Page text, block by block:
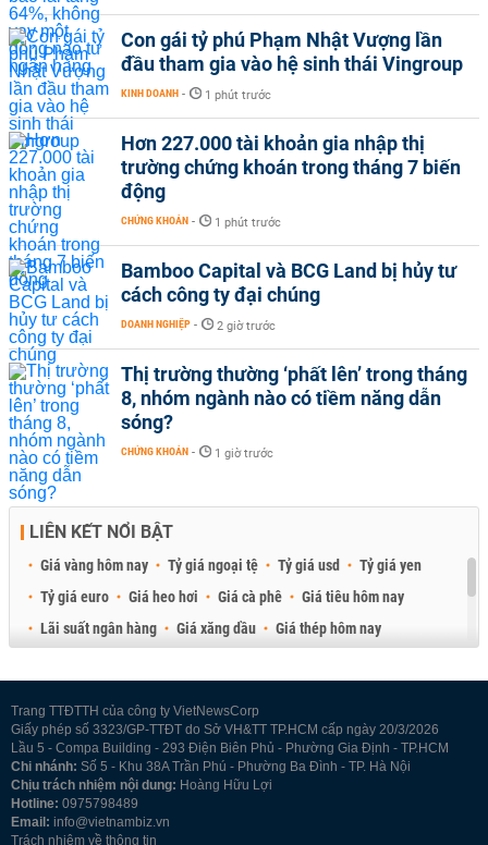
Con gái tỷ phú Phạm Nhật Vượng lần
đầu tham gia vào hệ sinh thái Vingroup
KINH DOANH - 1 phút trước
Hơn 227.000 tài khoản gia nhập thị
trường chứng khoán trong tháng 7 biến
động
CHỨNG KHOÁN - 1 phút trước
Bamboo Capital và BCG Land bị hủy tư
cách công ty đại chúng
DOANH NGHIỆP - 2 giờ trước
Thị trường thường ‘phất lên’ trong tháng
8, nhóm ngành nào có tiềm năng dẫn
sóng?
CHỨNG KHOÁN - 1 giờ trước
LIÊN KẾT NỔI BẬT
Giá vàng hôm nay Tỷ giá ngoại tệ Tỷ giá usd
Tỷ giá yen
Tỷ giá euro
Giá heo hơi Giá cà phê
Giá tiêu hôm nay
Lãi suất ngân hàng
Giá xăng dầu
Giá thép hôm nay
Trang TTĐTTH của công ty VietNewsCorp
Giấy phép số 3323/GP-TTĐT do Sở VH&TT TP.HCM cấp ngày 20/3/2026
Lầu 5 - Compa Building - 293 Điện Biên Phủ - Phường Gia Định - TP.HCM
Chi nhánh: Số 5 - Khu 38A Trần Phú - Phường Ba Đình - TP. Hà Nội
Chịu trách nhiệm nội dung: Hoàng Hữu Lợi
Hotline: 0975798489
Email: info@vietnambiz.vn
Trách nhiệm về thông tin